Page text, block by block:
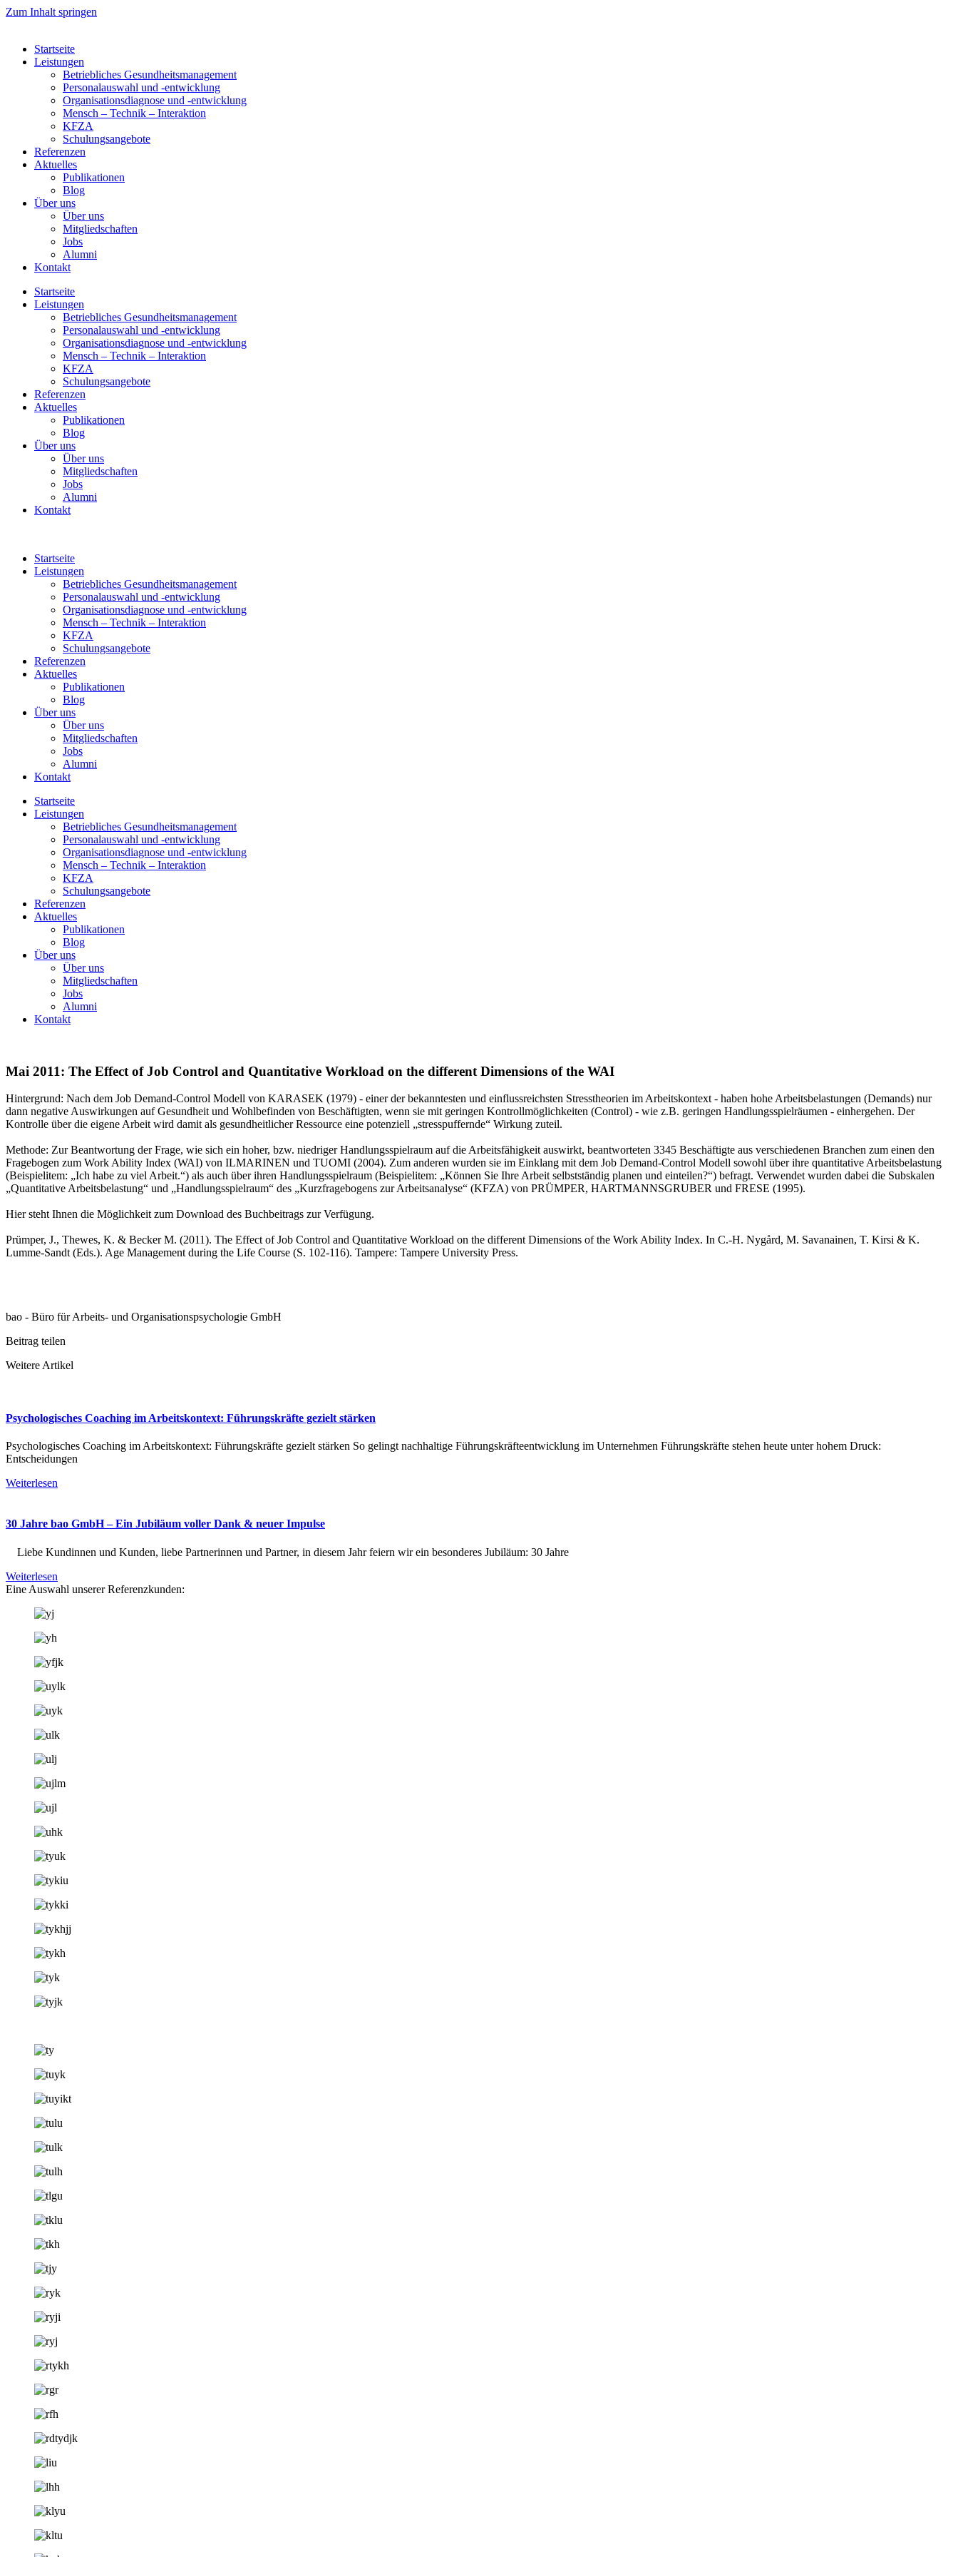
Zum Inhalt springen
Startseite
Leistungen
Betriebliches Gesundheitsmanagement
Personalauswahl und -entwicklung
Organisationsdiagnose und -entwicklung
Mensch – Technik – Interaktion
KFZA
Schulungsangebote
Referenzen
Aktuelles
Publikationen
Blog
Über uns
Über uns
Mitgliedschaften
Jobs
Alumni
Kontakt
Startseite
Leistungen
Betriebliches Gesundheitsmanagement
Personalauswahl und -entwicklung
Organisationsdiagnose und -entwicklung
Mensch – Technik – Interaktion
KFZA
Schulungsangebote
Referenzen
Aktuelles
Publikationen
Blog
Über uns
Über uns
Mitgliedschaften
Jobs
Alumni
Kontakt
Startseite
Leistungen
Betriebliches Gesundheitsmanagement
Personalauswahl und -entwicklung
Organisationsdiagnose und -entwicklung
Mensch – Technik – Interaktion
KFZA
Schulungsangebote
Referenzen
Aktuelles
Publikationen
Blog
Über uns
Über uns
Mitgliedschaften
Jobs
Alumni
Kontakt
Startseite
Leistungen
Betriebliches Gesundheitsmanagement
Personalauswahl und -entwicklung
Organisationsdiagnose und -entwicklung
Mensch – Technik – Interaktion
KFZA
Schulungsangebote
Referenzen
Aktuelles
Publikationen
Blog
Über uns
Über uns
Mitgliedschaften
Jobs
Alumni
Kontakt
Mai 2011: The Effect of Job Control and Quantitative Workload on the different Dimensions of the WAI
Hintergrund: Nach dem Job Demand-Control Modell von KARASEK (1979) - einer der bekanntesten und einflussreichsten Stresstheorien im Arbeitskontext - haben hohe Arbeitsbelastungen (Demands) nur
dann negative Auswirkungen auf Gesundheit und Wohlbefinden von Beschäftigten, wenn sie mit geringen Kontrollmöglichkeiten (Control) - wie z.B. geringen Handlungsspielräumen - einhergehen. Der
Kontrolle über die eigene Arbeit wird damit als gesundheitlicher Ressource eine potenziell „stresspuffernde“ Wirkung zuteil.
Methode: Zur Beantwortung der Frage, wie sich ein hoher, bzw. niedriger Handlungsspielraum auf die Arbeitsfähigkeit auswirkt, beantworteten 3345 Beschäftigte aus verschiedenen Branchen zum einen den
Fragebogen zum Work Ability Index (WAI) von ILMARINEN und TUOMI (2004). Zum anderen wurden sie im Einklang mit dem Job Demand-Control Modell sowohl über ihre quantitative Arbeitsbelastung
(Beispielitem: „Ich habe zu viel Arbeit.“) als auch über ihren Handlungsspielraum (Beispielitem: „Können Sie Ihre Arbeit selbstständig planen und einteilen?“) befragt. Verwendet wurden dabei die Subskalen
„Quantitative Arbeitsbelastung“ und „Handlungsspielraum“ des „Kurzfragebogens zur Arbeitsanalyse“ (KFZA) von PRÜMPER, HARTMANNSGRUBER und FRESE (1995).
Hier steht Ihnen die Möglichkeit zum Download des Buchbeitrags zur Verfügung.
Prümper, J., Thewes, K. & Becker M. (2011). The Effect of Job Control and Quantitative Workload on the different Dimensions of the Work Ability Index. In C.-H. Nygård, M. Savanainen, T. Kirsi & K.
Lumme-Sandt (Eds.). Age Management during the Life Course (S. 102-116). Tampere: Tampere University Press.
bao - Büro für Arbeits- und Organisationspsychologie GmbH
Beitrag teilen
Weitere Artikel
Psychologisches Coaching im Arbeitskontext: Führungskräfte gezielt stärken
Psychologisches Coaching im Arbeitskontext: Führungskräfte gezielt stärken So gelingt nachhaltige Führungskräfteentwicklung im Unternehmen Führungskräfte stehen heute unter hohem Druck:
Entscheidungen
Weiterlesen
30 Jahre bao GmbH – Ein Jubiläum voller Dank & neuer Impulse
Liebe Kundinnen und Kunden, liebe Partnerinnen und Partner, in diesem Jahr feiern wir ein besonderes Jubiläum: 30 Jahre
Weiterlesen
Eine Auswahl unserer Referenzkunden: